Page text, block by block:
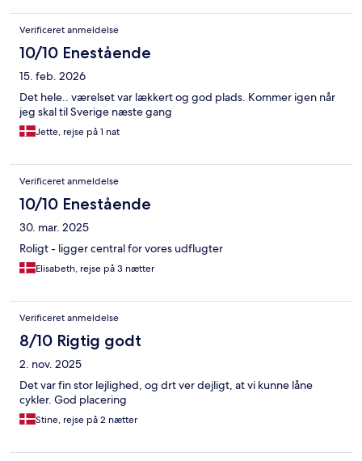
Verificeret anmeldelse
10/10 Enestående
15. feb. 2026
Det hele.. værelset var lækkert og god plads. Kommer igen når
jeg skal til Sverige næste gang
Jette, rejse på 1 nat
Verificeret anmeldelse
10/10 Enestående
30. mar. 2025
Roligt - ligger central for vores udflugter
Elisabeth, rejse på 3 nætter
Verificeret anmeldelse
8/10 Rigtig godt
2. nov. 2025
Det var fin stor lejlighed, og drt ver dejligt, at vi kunne låne
cykler. God placering
Stine, rejse på 2 nætter